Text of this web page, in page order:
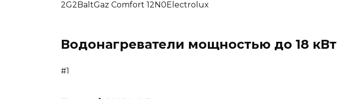
2G2BaltGaz Comfort 12N0Electrolux
Водонагреватели мощностью до 18 кВт
#1